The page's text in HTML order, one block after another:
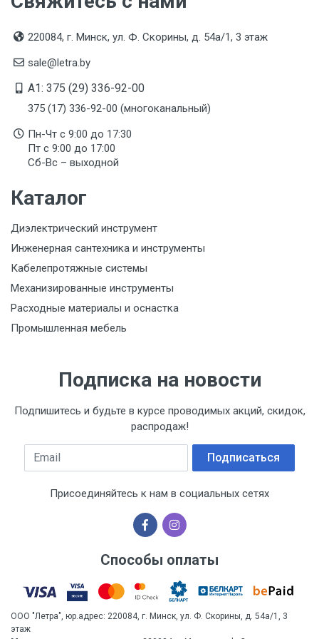
220084, г. Минск, ул. Ф. Скорины, д. 54а/1, 3 этаж
sale@letra.by
A1: 375 (29) 336-92-00
375 (17) 336-92-00 (многоканальный)
Пн-Чт с 9:00 до 17:30
Пт с 9:00 до 17:00
Сб-Вс – выходной
Каталог
Диэлектрический инструмент
Инженерная сантехника и инструменты
Кабелепротяжные системы
Механизированные инструменты
Расходные материалы и оснастка
Промышленная мебель
Подписка на новости
Подпишитесь и будьте в курсе проводимых акций, скидок,
распродаж!
Email Подписаться
Присоединяйтесь к нам в социальных сетях
Способы оплаты
ООО "Летра", юр.адрес: 220084, г. Минск, ул. Ф. Скорины, д. 54а/1, 3
этаж